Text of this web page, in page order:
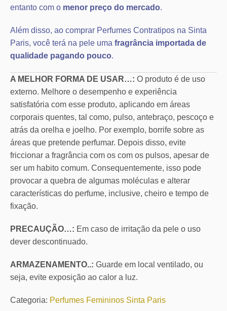
entanto com o menor preço do mercado.
Além disso, ao comprar Perfumes Contratipos na Sinta
Paris, você terá na pele uma fragrância importada de
qualidade pagando pouco.
A MELHOR FORMA DE USAR…: O produto é de uso
externo. Melhore o desempenho e experiência
satisfatória com esse produto, aplicando em áreas
corporais quentes, tal como, pulso, antebraço, pescoço e
atrás da orelha e joelho. Por exemplo, borrife sobre as
áreas que pretende perfumar. Depois disso, evite
friccionar a fragrância com os com os pulsos, apesar de
ser um habito comum. Consequentemente, isso pode
provocar a quebra de algumas moléculas e alterar
características do perfume, inclusive, cheiro e tempo de
fixação.
PRECAUÇÃO…: Em caso de irritação da pele o uso
dever descontinuado.
ARMAZENAMENTO..: Guarde em local ventilado, ou
seja, evite exposição ao calor a luz.
Categoria: Perfumes Femininos Sinta Paris